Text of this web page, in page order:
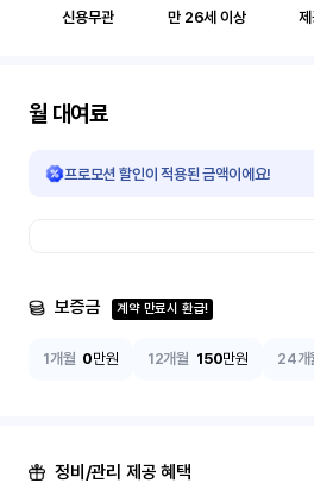
신용무관 만 26세 이상
월 대여료
프로모션 할인이 적용된 금액이에요!
보증금 계약 만료시 환급!
1개월 0만원 12개월 150만원 24개
정비/관리 제공 혜택